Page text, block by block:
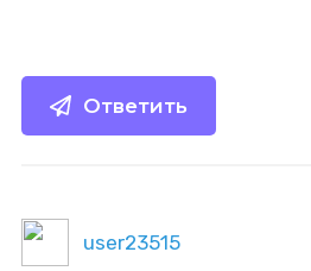
Ответить
user23515